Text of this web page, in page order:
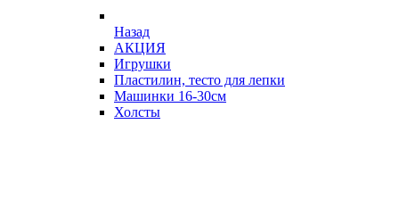
Назад
АКЦИЯ
Игрушки
Пластилин, тесто для лепки
Машинки 16-30см
Холсты